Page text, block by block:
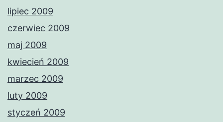
lipiec 2009
czerwiec 2009
maj 2009
kwiecień 2009
marzec 2009
luty 2009
styczeń 2009